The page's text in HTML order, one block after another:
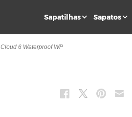
Sapatilhas Sapatos
Cloud 6 Waterproof WP